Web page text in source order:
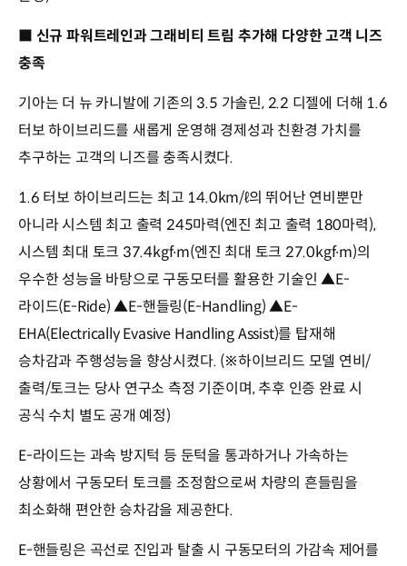
■ 신규 파워트레인과 그래비티 트림 추가해 다양한 고객 니즈
충족
기아는 더 뉴 카니발에 기존의 3.5 가솔린, 2.2 디젤에 더해 1.6
터보 하이브리드를 새롭게 운영해 경제성과 친환경 가치를
추구하는 고객의 니즈를 충족시켰다.
1.6 터보 하이브리드는 최고 14.0km/ℓ의 뛰어난 연비뿐만
아니라 시스템 최고 출력 245마력(엔진 최고 출력 180마력),
시스템 최대 토크 37.4kgf∙m(엔진 최대 토크 27.0kgf∙m)의
우수한 성능을 바탕으로 구동모터를 활용한 기술인 ▲E-
라이드(E-Ride) ▲E-핸들링(E-Handling) ▲E-
EHA(Electrically Evasive Handling Assist)를 탑재해
승차감과 주행성능을 향상시켰다. (※하이브리드 모델 연비/
출력/토크는 당사 연구소 측정 기준이며, 추후 인증 완료 시
공식 수치 별도 공개 예정)
E-라이드는 과속 방지턱 등 둔턱을 통과하거나 가속하는
상황에서 구동모터 토크를 조정함으로써 차량의 흔들림을
최소화해 편안한 승차감을 제공한다.
E-핸들링은 곡선로 진입과 탈출 시 구동모터의 가감속 제어를